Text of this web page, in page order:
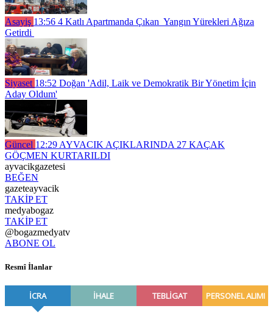
Asayiş 13:56 4 Katlı Apartmanda Çıkan Yangın Yürekleri Ağıza
Getirdi
Siyaset 18:52 Doğan 'Adil, Laik ve Demokratik Bir Yönetim İçin
Aday Oldum'
Güncel 12:29 AYVACIK AÇIKLARINDA 27 KAÇAK
GÖÇMEN KURTARILDI
ayvacikgazetesi
BEĞEN
gazeteayvacik
TAKİP ET
medyabogaz
TAKİP ET
@bogazmedyatv
ABONE OL
Resmî İlanlar